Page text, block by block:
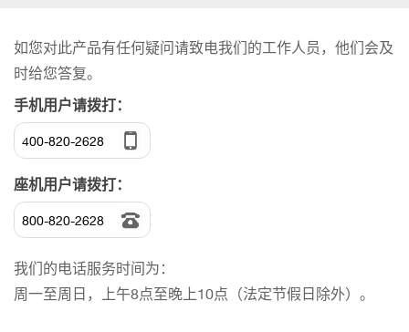
如您对此产品有任何疑问请致电我们的工作人员，他们会及
时给您答复。
手机用户请拨打：
400-820-2628
座机用户请拨打：
800-820-2628
我们的电话服务时间为：
周一至周日，上午8点至晚上10点（法定节假日除外）。